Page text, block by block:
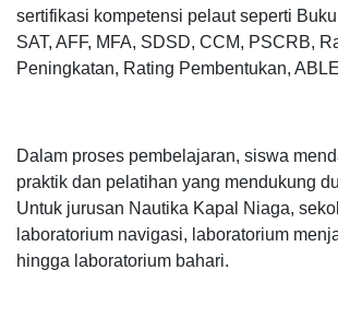
sertifikasi kompetensi pelaut seperti
SAT, AFF, MFA, SDSD, CCM, PSCRB,
Peningkatan, Rating Pembentukan,
Dalam proses pembelajaran, siswa
praktik dan pelatihan yang mendukung
Untuk jurusan Nautika Kapal Niaga,
laboratorium navigasi, laboratorium
hingga laboratorium bahari.